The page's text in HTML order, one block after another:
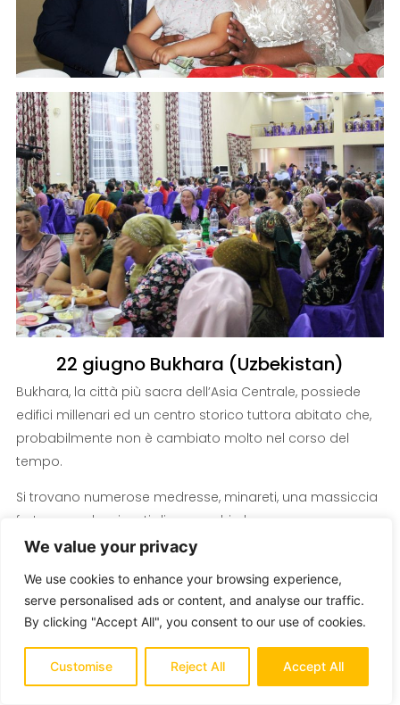
We value your privacy
We use cookies to enhance your browsing experience,
serve personalised ads or content, and analyse our traffic.
By clicking "Accept All", you consent to our use of cookies.
Customise Reject All Accept All
22 giugno Bukhara (Uzbekistan)
Bukhara, la città più sacra dell’Asia Centrale, possiede
edifici millenari ed un centro storico tuttora abitato che,
probabilmente non è cambiato molto nel corso del
tempo.
Si trovano numerose medresse, minareti, una massiccia
fortezza reale e i resti di un vecchio bazar.
Fino ad un secolo fa, l’approvvigionamento idrico della
città era assicurato da una rete di canali e da circa 200
vasche di pietra dove la gente si radunava per
spettegolare, bere e lavarsi. Dato che l’acqua non veniva
cambiata spesso, Bukhara diventò famosa per le
pestilenze e nel 19° secolo, l’età media era di 32 anni.